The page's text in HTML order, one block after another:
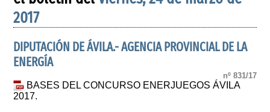
2017
DIPUTACIÓN DE ÁVILA.- AGENCIA PROVINCIAL DE LA
ENERGÍA
nº 831/17
BASES DEL CONCURSO ENERJUEGOS ÁVILA
2017.